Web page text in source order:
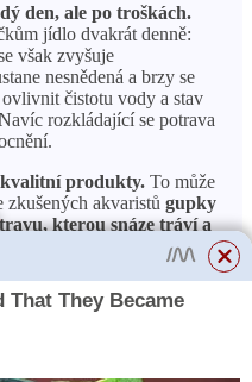
den, ale po troškách.
jídlo dvakrát denně:
však zvyšuje
nesnědená a brzy se
čistotu vody a stav
rozkládající se potrava
kvalitní produkty. To může
akvaristů gupky
kterou snáze tráví a
používají krvavé červy,
a tubifex.